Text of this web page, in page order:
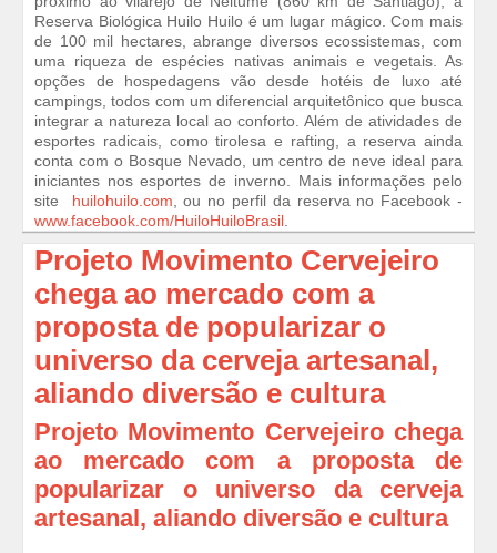
Reserva Biológica Huilo Huilo é um lugar mágico. Com mais
de 100 mil hectares, abrange diversos ecossistemas, com
uma riqueza de espécies nativas animais e vegetais. As
opções de hospedagens vão desde hotéis de luxo até
campings, todos com um diferencial arquitetônico que busca
integrar a natureza local ao conforto. Além de atividades de
esportes radicais, como tirolesa e rafting, a reserva ainda
conta com o Bosque Nevado, um centro de neve ideal para
iniciantes nos esportes de inverno. Mais informações pelo
site huilohuilo.com , ou no perfil da reserva no Facebook -
www.facebook.com/HuiloHuiloBrasil
Projeto Movimento Cervejeiro
chega ao mercado com a
proposta de popularizar o
universo da cerveja artesanal,
aliando diversão e cultura
Projeto Movimento Cervejeiro chega
ao mercado com a proposta de
popularizar o universo da cerveja
artesanal, aliando diversão e cultura